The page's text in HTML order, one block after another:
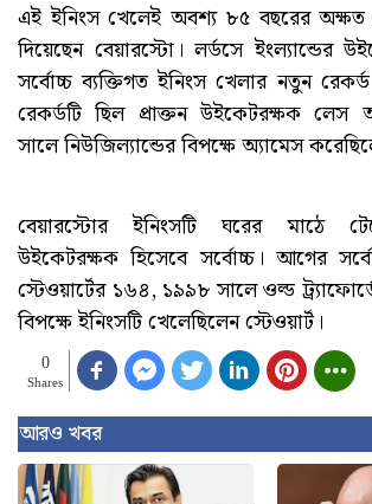
এই ইনিংস খেলেই অবশ্য ৮৫ বছরের
দিয়েছেন বেয়ারস্টো। লর্ডসে ইংল্যান্ডের
সর্বোচ্চ ব্যক্তিগত ইনিংস খেলার নতুন
রেকর্ডটি ছিল প্রাক্তন উইকেটরক্ষক লেস
সালে নিউজিল্যান্ডের বিপক্ষে অ্যামেস
বেয়ারস্টোর ইনিংসটি ঘরের মাঠে
উইকেটরক্ষক হিসেবে সর্বোচ্চ। আগের
স্টেওয়ার্টের ১৬৪, ১৯৯৮ সালে ওল্ড
বিপক্ষে ইনিংসটি খেলেছিলেন স্টেওয়ার্ট।
0
Shares
আরও খবর